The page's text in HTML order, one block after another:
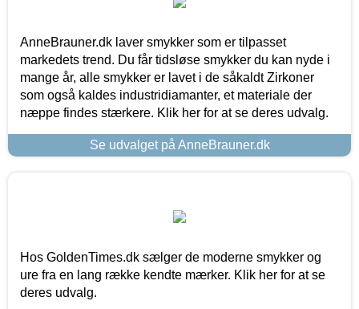
AnneBrauner.dk laver smykker som er tilpasset
markedets trend. Du får tidsløse smykker du kan nyde i
mange år, alle smykker er lavet i de såkaldt Zirkoner
som også kaldes industridiamanter, et materiale der
næppe findes stærkere. Klik her for at se deres udvalg.
Se udvalget på AnneBrauner.dk
Hos GoldenTimes.dk sælger de moderne smykker og
ure fra en lang række kendte mærker. Klik her for at se
deres udvalg.